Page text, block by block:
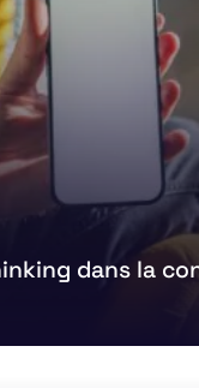
dans la